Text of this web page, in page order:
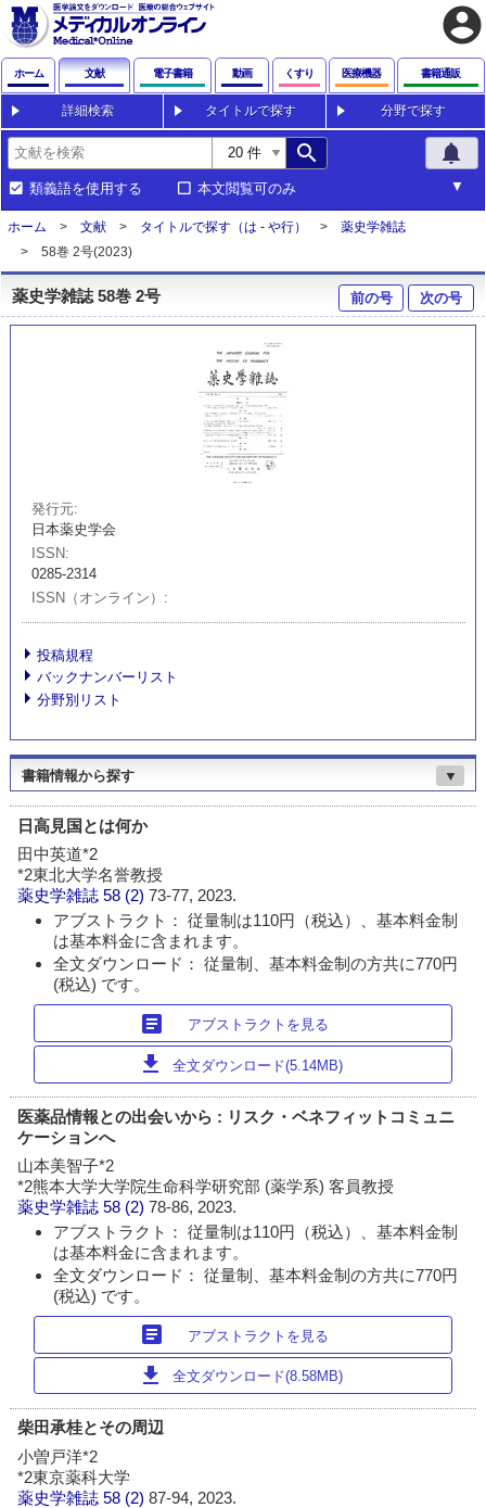
account_circle
ホーム 文献 電子書籍 動画 くすり 医療機器 書籍通販
詳細検索 タイトルで探す 分野で探す
search notifications
類義語を使用する 本文閲覧可のみ
ホーム 文献 タイトルで探す（は - や行）
薬史学雑誌
58巻 2号(2023)
薬史学雑誌 58巻 2号 前の号 次の号
発行元
日本薬史学会
ISSN
0285-2314
ISSN（オンライン）
投稿規程
バックナンバーリスト
分野別リスト
書籍情報から探す ▼
日高見国とは何か
田中英道*2
*2東北大学名誉教授
薬史学雑誌 58 (2)73-77, 2023.
アブストラクト： 従量制は110円（税込）、基本料金制
は基本料金に含まれます。
全文ダウンロード： 従量制、基本料金制の方共に770円
(税込) です。
article アブストラクトを見る
download 全文ダウンロード(5.14MB)
医薬品情報との出会いから : リスク・ベネフィットコミュニ
ケーションへ
山本美智子*2
*2熊本大学大学院生命科学研究部 (薬学系) 客員教授
薬史学雑誌 58 (2)78-86, 2023.
アブストラクト： 従量制は110円（税込）、基本料金制
は基本料金に含まれます。
全文ダウンロード： 従量制、基本料金制の方共に770円
(税込) です。
article アブストラクトを見る
download 全文ダウンロード(8.58MB)
柴田承桂とその周辺
小曽戸洋*2
*2東京薬科大学
薬史学雑誌 58 (2)87-94, 2023.